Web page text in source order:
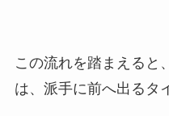
この流れを踏まえると
は、派手に前へ出るタ